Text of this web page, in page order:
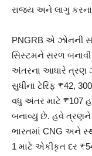
રાજ્ય અને લાગુ
PNGRB એ ઝોનની
સિસ્ટમને સરળ
અંતરના આધારે ત્રણ
સુધીના ટેરિફ ₹42,
વધુ અંતર માટે ₹107
બનાવ્યું છે. હવે
ભારતમાં CNG અને
1 માટે એકીકૃત દર